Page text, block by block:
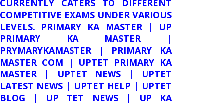
CURRENTLY CATERS TO DIFFERENT
COMPETITIVE EXAMS UNDER VARIOUS
LEVELS. PRIMARY KA MASTER | UP
PRIMARY KA MASTER |
PRYMARYKAMASTER | PRIMARY KA
MASTER COM | UPTET PRIMARY KA
MASTER | UPTET NEWS | UPTET
LATEST NEWS | UPTET HELP | UPTET
BLOG | UP TET NEWS | UP KA